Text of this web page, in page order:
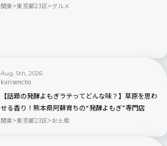
関東 東京都23区 グルメ
Aug. 5th, 2026
kurisencho
【話題の発酵よもぎラテってどんな味？】草原を思わ
せる香り！熊本県阿蘇育ちの“発酵よもぎ”専門店
「BETWEEN by THE YOMOGI STAND」渋谷にオープ
関東 東京都23区 お土産